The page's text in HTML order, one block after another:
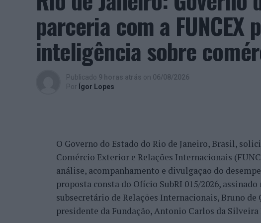
“O meu sentimento é de promessa cumprida,
Aquilo que eu cumpro, para mim, é glorioso, na
satisfação, tal como eu, de todo o trabalho que nós
comunidade que é grande, não só pela Covilhã,
trabalho de divulgação e de ação”, descreveu este
reconhecimento se reflete igualmente na
venda do imóvel deles, para comprar um imóvel,
revelou.
A procura internacional e a transformação
“crescimento da região”
parceria com a FUNCEX
inteligência sobre
Publicado 9 horas atrás on 06/08/2026
Por Ígor Lopes
O Governo do Estado do Rio de Janeiro, Brasil,
Comércio Exterior e Relações Internacionais
análise, acompanhamento e divulgação do
proposta consta do Ofício SubRI 015/2026,
subsecretário de Relações Internacionais, Bruno de
presidente da Fundação, Antonio Carlos da